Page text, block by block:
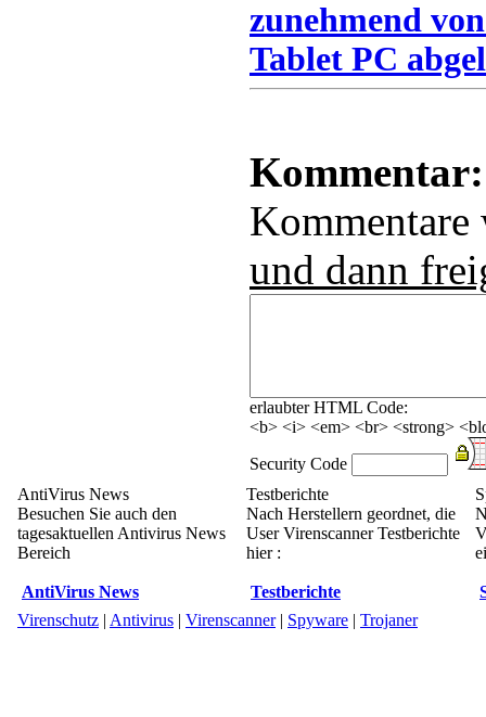
zunehmend
Tablet PC
Kommentar:
und dann
erlaubter HTML Code:
<b> <i> <em> <br> <strong>
Security Code
AntiVirus News
Besuchen Sie auch den
tagesaktuellen Antivirus News
Bereich
AntiVirus News
Testberichte
Nach Herstellern geordnet, die
User Virenscanner Testberichte
hier :
Testberichte
Virenschutz | Antivirus | Virenscanner| Spyware | Trojaner